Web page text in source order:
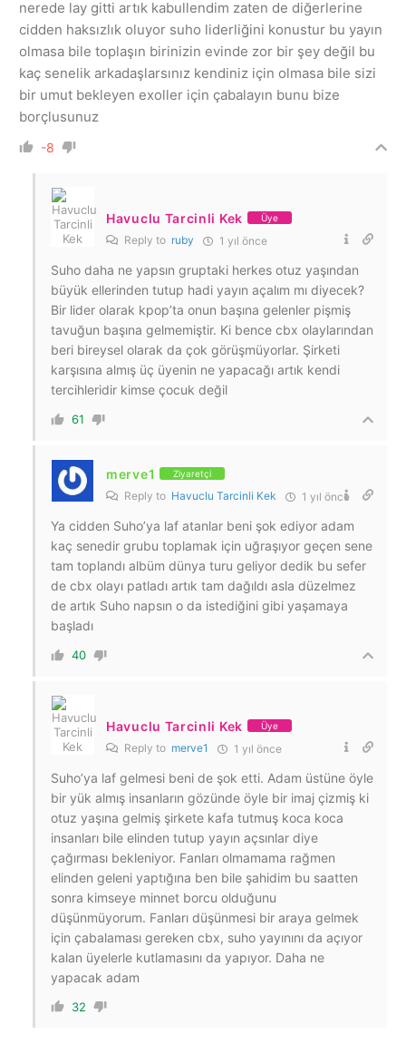
nerede lay gitti artık kabullendim zaten de diğerlerine
cidden haksızlık oluyor suho liderliğini konustur bu yayın
olmasa bile toplaşın birinizin evinde zor bir şey değil bu
kaç senelik arkadaşlarsınız kendiniz için olmasa bile sizi
bir umut bekleyen exoller için çabalayın bunu bize
borçlusunuz
-8
Havuclu Tarcinli Kek Üye
Reply to ruby 1 yıl önce
Suho daha ne yapsın gruptaki herkes otuz yaşından
büyük ellerinden tutup hadi yayın açalım mı diyecek?
Bir lider olarak kpop’ta onun başına gelenler pişmiş
tavuğun başına gelmemiştir. Ki bence cbx olaylarından
beri bireysel olarak da çok görüşmüyorlar. Şirketi
karşısına almış üç üyenin ne yapacağı artık kendi
tercihleridir kimse çocuk değil
61
merve1 Ziyaretçi
Reply to Havuclu Tarcinli Kek 1 yıl önce
Ya cidden Suho’ya laf atanlar beni şok ediyor adam
kaç senedir grubu toplamak için uğraşıyor geçen sene
tam toplandı albüm dünya turu geliyor dedik bu sefer
de cbx olayı patladı artık tam dağıldı asla düzelmez
de artık Suho napsın o da istediğini gibi yaşamaya
başladı
40
Havuclu Tarcinli Kek Üye
Reply to merve1 1 yıl önce
Suho’ya laf gelmesi beni de şok etti. Adam üstüne öyle
bir yük almış insanların gözünde öyle bir imaj çizmiş ki
otuz yaşına gelmiş şirkete kafa tutmuş koca koca
insanları bile elinden tutup yayın açsınlar diye
çağırması bekleniyor. Fanları olmamama rağmen
elinden geleni yaptığına ben bile şahidim bu saatten
sonra kimseye minnet borcu olduğunu
düşünmüyorum. Fanları düşünmesi bir araya gelmek
için çabalaması gereken cbx, suho yayınını da açıyor
kalan üyelerle kutlamasını da yapıyor. Daha ne
yapacak adam
32